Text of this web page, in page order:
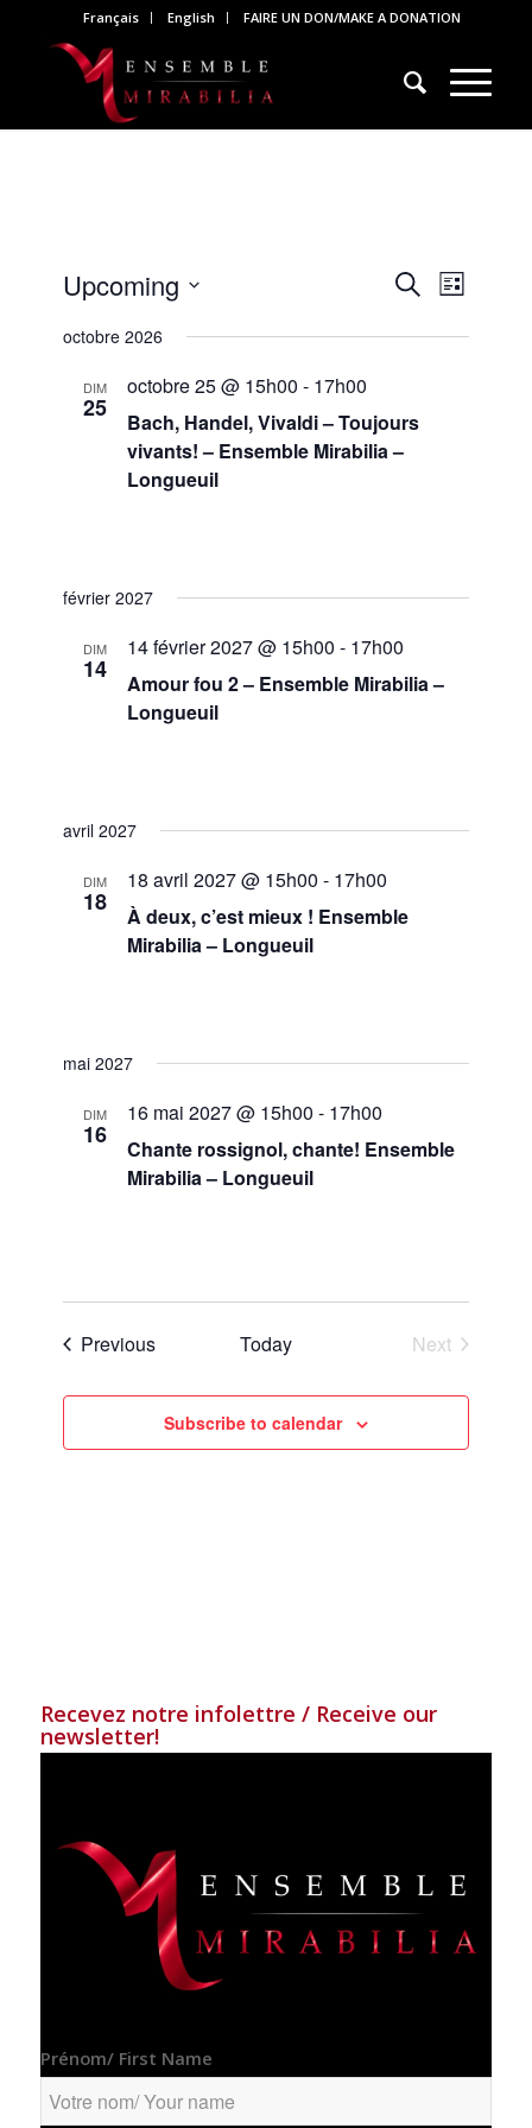
Français English FAIRE UN DON/MAKE A DONATION
Events
SearchEvent
Views
List
Upcoming
date.
octobre 2026
DIM
25
octobre 25 @ 15h00 - 17h00
Bach, Handel, Vivaldi – Toujours
vivants! – Ensemble Mirabilia –
Longueuil
février 2027
DIM
14
14 février 2027 @ 15h00 - 17h00
Amour fou 2 – Ensemble Mirabilia –
Longueuil
avril 2027
DIM
18
18 avril 2027 @ 15h00 - 17h00
À deux, c’est mieux ! Ensemble
Mirabilia – Longueuil
mai 2027
DIM
16
16 mai 2027 @ 15h00 - 17h00
Chante rossignol, chante! Ensemble
Mirabilia – Longueuil
PreviousEvents Today
Next
Subscribe to calendar
Recevez notre infolettre / Receive our
newsletter!
Prénom/ First Name